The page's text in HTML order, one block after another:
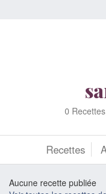
0
Recettes
Aucune recette publiée